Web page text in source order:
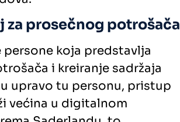
za prosečnog potrošača
persone koja predstavlja
i kreiranje sadržaja
upravo tu personu, pristup
većina u digitalnom